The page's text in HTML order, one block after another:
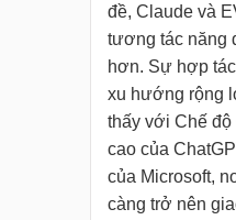
đề, Claude và
tương tác năng
hơn. Sự hợp
xu hướng rộng
thấy với Chế độ
cao của
của Microsoft,
càng trở nên